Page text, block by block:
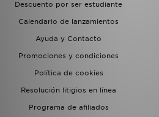
Descuento por ser estudiante
Calendario de lanzamientos
Ayuda y Contacto
Promociones y condiciones
Política de cookies
Resolución litigios en línea
Programa de afiliados